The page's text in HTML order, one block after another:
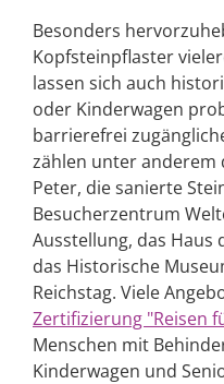
Besonders
Kopfsteinpflaster
lassen sich auch
oder Kinderwagen
barrierefrei
zählen unter anderem
Peter, die sanierte
Besucherzentrum
Ausstellung, das Haus
das Historische
Reichstag. Viele
Zertifizierung "Reisen
Menschen mit
Kinderwagen und